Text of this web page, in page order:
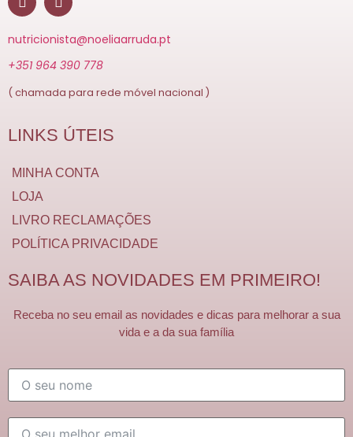
nutricionista@noeliaarruda.pt
+351 964 390 778
( chamada para rede móvel nacional )
LINKS ÚTEIS
MINHA CONTA
LOJA
LIVRO RECLAMAÇÕES
POLÍTICA PRIVACIDADE
SAIBA AS NOVIDADES EM PRIMEIRO!
Receba no seu email as novidades e dicas para melhorar a sua
vida e a da sua família